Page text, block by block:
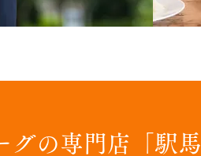
グの専門店「駅